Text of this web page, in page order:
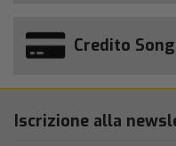
Credito
Iscrizione alla